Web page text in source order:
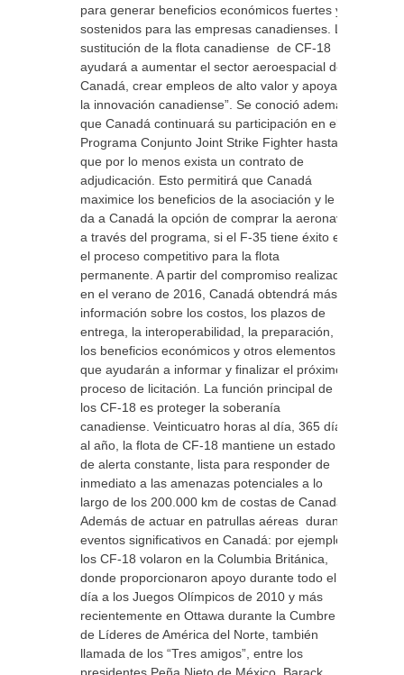
para generar beneficios económicos fuertes y
sostenidos para las empresas canadienses. La
sustitución de la flota canadiense de CF-18
ayudará a aumentar el sector aeroespacial de
Canadá, crear empleos de alto valor y apoyar
la innovación canadiense”. Se conoció además
que Canadá continuará su participación en el
Programa Conjunto Joint Strike Fighter hasta
que por lo menos exista un contrato de
adjudicación. Esto permitirá que Canadá
maximice los beneficios de la asociación y le
da a Canadá la opción de comprar la aeronave
a través del programa, si el F-35 tiene éxito en
el proceso competitivo para la flota
permanente. A partir del compromiso realizado
en el verano de 2016, Canadá obtendrá más
información sobre los costos, los plazos de
entrega, la interoperabilidad, la preparación,
los beneficios económicos y otros elementos
que ayudarán a informar y finalizar el próximo
proceso de licitación. La función principal de
los CF-18 es proteger la soberanía
canadiense. Veinticuatro horas al día, 365 días
al año, la flota de CF-18 mantiene un estado
de alerta constante, lista para responder de
inmediato a las amenazas potenciales a lo
largo de los 200.000 km de costas de Canadá.
Además de actuar en patrullas aéreas durante
eventos significativos en Canadá: por ejemplo,
los CF-18 volaron en la Columbia Británica,
donde proporcionaron apoyo durante todo el
día a los Juegos Olímpicos de 2010 y más
recientemente en Ottawa durante la Cumbre
de Líderes de América del Norte, también
llamada de los “Tres amigos”, entre los